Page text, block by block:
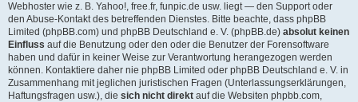
Webhoster wie z. B. Yahoo!, free.fr, funpic.de usw. liegt — den Support oder
den Abuse-Kontakt des betreffenden Dienstes. Bitte beachte, dass phpBB
Limited (phpBB.com) und phpBB Deutschland e. V. (phpBB.de) absolut keinen
Einfluss auf die Benutzung oder den oder die Benutzer der Forensoftware
haben und dafür in keiner Weise zur Verantwortung herangezogen werden
können. Kontaktiere daher nie phpBB Limited oder phpBB Deutschland e. V. in
Zusammenhang mit jeglichen juristischen Fragen (Unterlassungserklärungen,
Haftungsfragen usw.), die sich nicht direkt auf die Websiten phpbb.com,